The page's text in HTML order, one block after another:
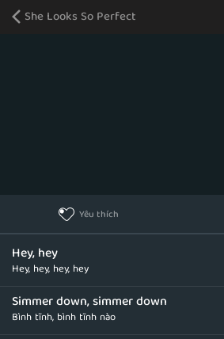
She Looks So Perfect
Yêu thích
Hey, hey
Hey, hey, hey, hey
Simmer down, simmer down
Bình tĩnh, bình tĩnh nào